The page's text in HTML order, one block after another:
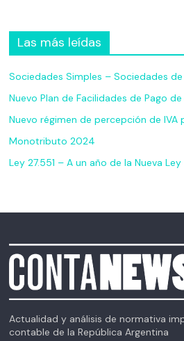
Las más leídas
Sociedades Simples – Sociedades
Nuevo Plan de Facilidades de Pago de
Nuevo régimen de percepción de IVA
Monotributo 2024
Ley 27.551 – A un año de la Nueva
Actualidad y análisis de normativa
contable de la República Argentina